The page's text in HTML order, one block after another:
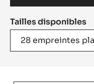
Tailles disponibles
28 empreintes